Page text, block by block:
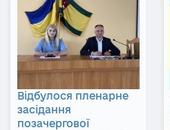
Відбулося пленарне
засідання
позачергової